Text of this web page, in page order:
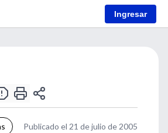
Ingresar
Publicado el 21 de julio de 2005